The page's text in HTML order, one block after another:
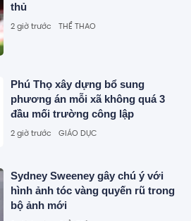
thủ
2 giờ trước THỂ THAO
Phú Thọ xây dựng bổ sung
phương án mỗi xã không quá 3
đầu mối trường công lập
2 giờ trước GIÁO DỤC
Sydney Sweeney gây chú ý với
hình ảnh tóc vàng quyến rũ trong
bộ ảnh mới